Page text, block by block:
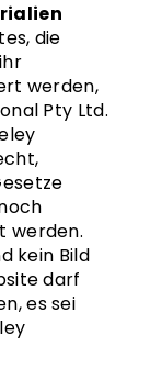
die
werden,
Pty Ltd.
werden.
kein Bild
darf
es sei